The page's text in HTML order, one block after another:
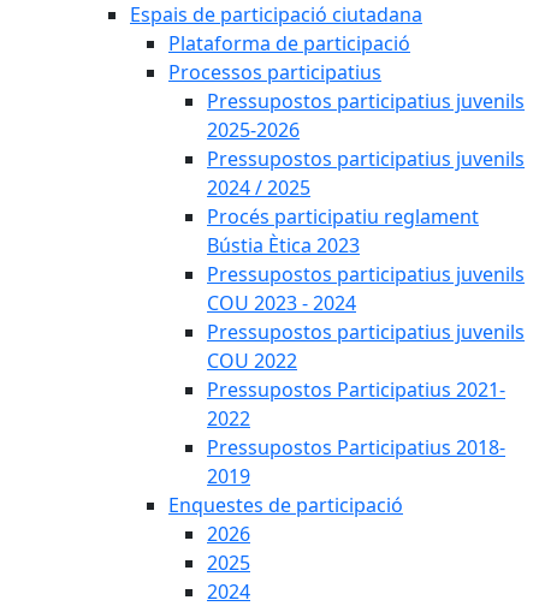
Espais de participació ciutadana
Plataforma de participació
Processos participatius
Pressupostos participatius juvenils
2025-2026
Pressupostos participatius juvenils
2024 / 2025
Procés participatiu reglament
Bústia Ètica 2023
Pressupostos participatius juvenils
COU 2023 - 2024
Pressupostos participatius juvenils
COU 2022
Pressupostos Participatius 2021-
2022
Pressupostos Participatius 2018-
2019
Enquestes de participació
2026
2025
2024